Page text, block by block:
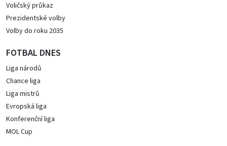
Voličský průkaz
Prezidentské volby
Volby do roku 2035
FOTBAL DNES
Liga národů
Chance liga
Liga mistrů
Evropská liga
Konferenční liga
MOL Cup